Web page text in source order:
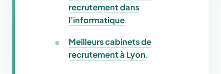
recrutement dans
l'informatique,
Meilleurs cabinets de
recrutement à Lyon.